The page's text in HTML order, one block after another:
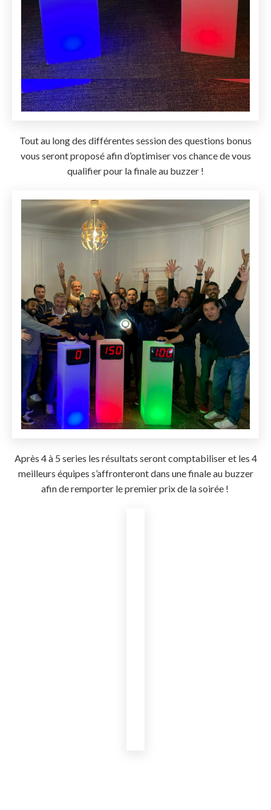
Tout au long des différentes session des questions bonus
vous seront proposé afin d’optimiser vos chance de vous
qualifier pour la finale au buzzer !
Après 4 à 5 series les résultats seront comptabiliser et les 4
meilleurs équipes s’affronteront dans une finale au buzzer
afin de remporter le premier prix de la soirée !